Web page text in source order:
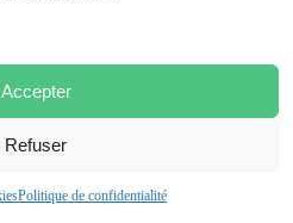
Accepter
Refuser
Politique de confidentialité
les directions
leurs enjeux de compétitivité,